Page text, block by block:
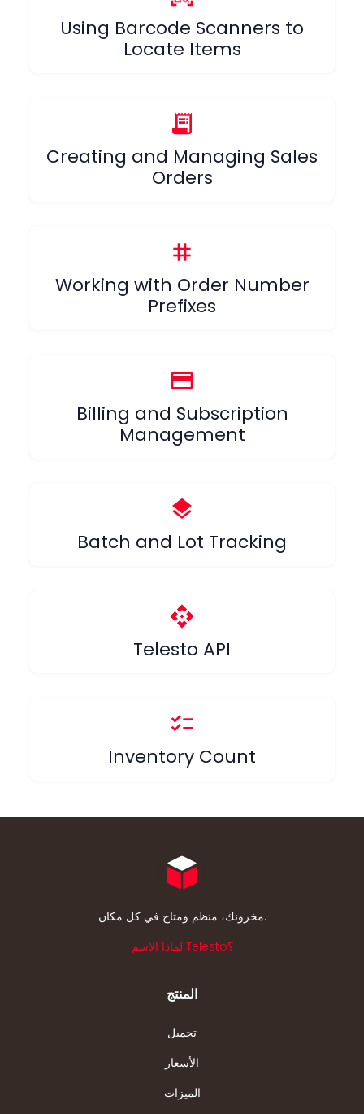
Using Barcode Scanners to
Locate Items
receipt_long
Creating and Managing Sales
Orders
tag
Working with Order Number
Prefixes
credit_card
Billing and Subscription
Management
layers
Batch and Lot Tracking
api
Telesto API
checklist
Inventory Count
مخزونك، منظم ومتاح في كل مكان.
لماذا الاسم Telesto؟
المنتج
تحميل
الأسعار
الميزات